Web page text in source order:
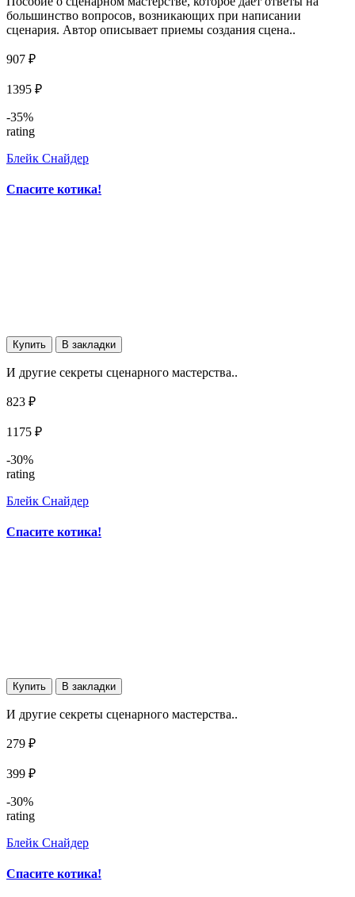
большинство вопросов, возникающих при написании
сценария. Автор описывает приемы создания сцена..
907 ₽
1395 ₽
-35%
rating
Блейк Снайдер
Спасите котика!
Купить В закладки
И другие секреты сценарного мастерства..
823 ₽
1175 ₽
-30%
rating
Блейк Снайдер
Спасите котика!
Купить В закладки
И другие секреты сценарного мастерства..
279 ₽
399 ₽
-30%
rating
Блейк Снайдер
Спасите котика!